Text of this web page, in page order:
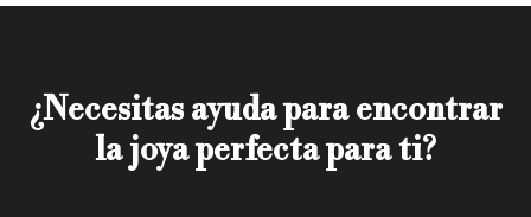
¿Necesitas ayuda para encontrar
la joya perfecta para ti?